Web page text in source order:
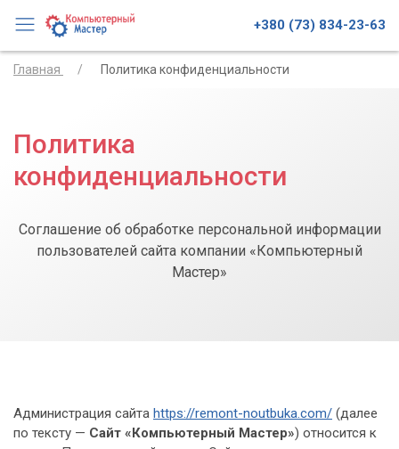
+380 (73) 834-23-63
Главная Политика конфиденциальности
Политика
конфиденциальности
Соглашение об обработке персональной информации
пользователей сайта компании «Компьютерный
Мастер»
Администрация сайта https://remont-noutbuka.com/ (далее
по тексту — Сайт «Компьютерный Мастер») относится к